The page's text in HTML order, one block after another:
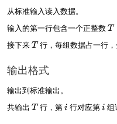
)
\
b
o
9
从标准输入读入数据。
输入的第一行包含一个正整数T
T
接下来T
T 行，每组数据占一行
输出格式
输出到标准输出。
共输出T
T 行，第ii 行对应第ii 组